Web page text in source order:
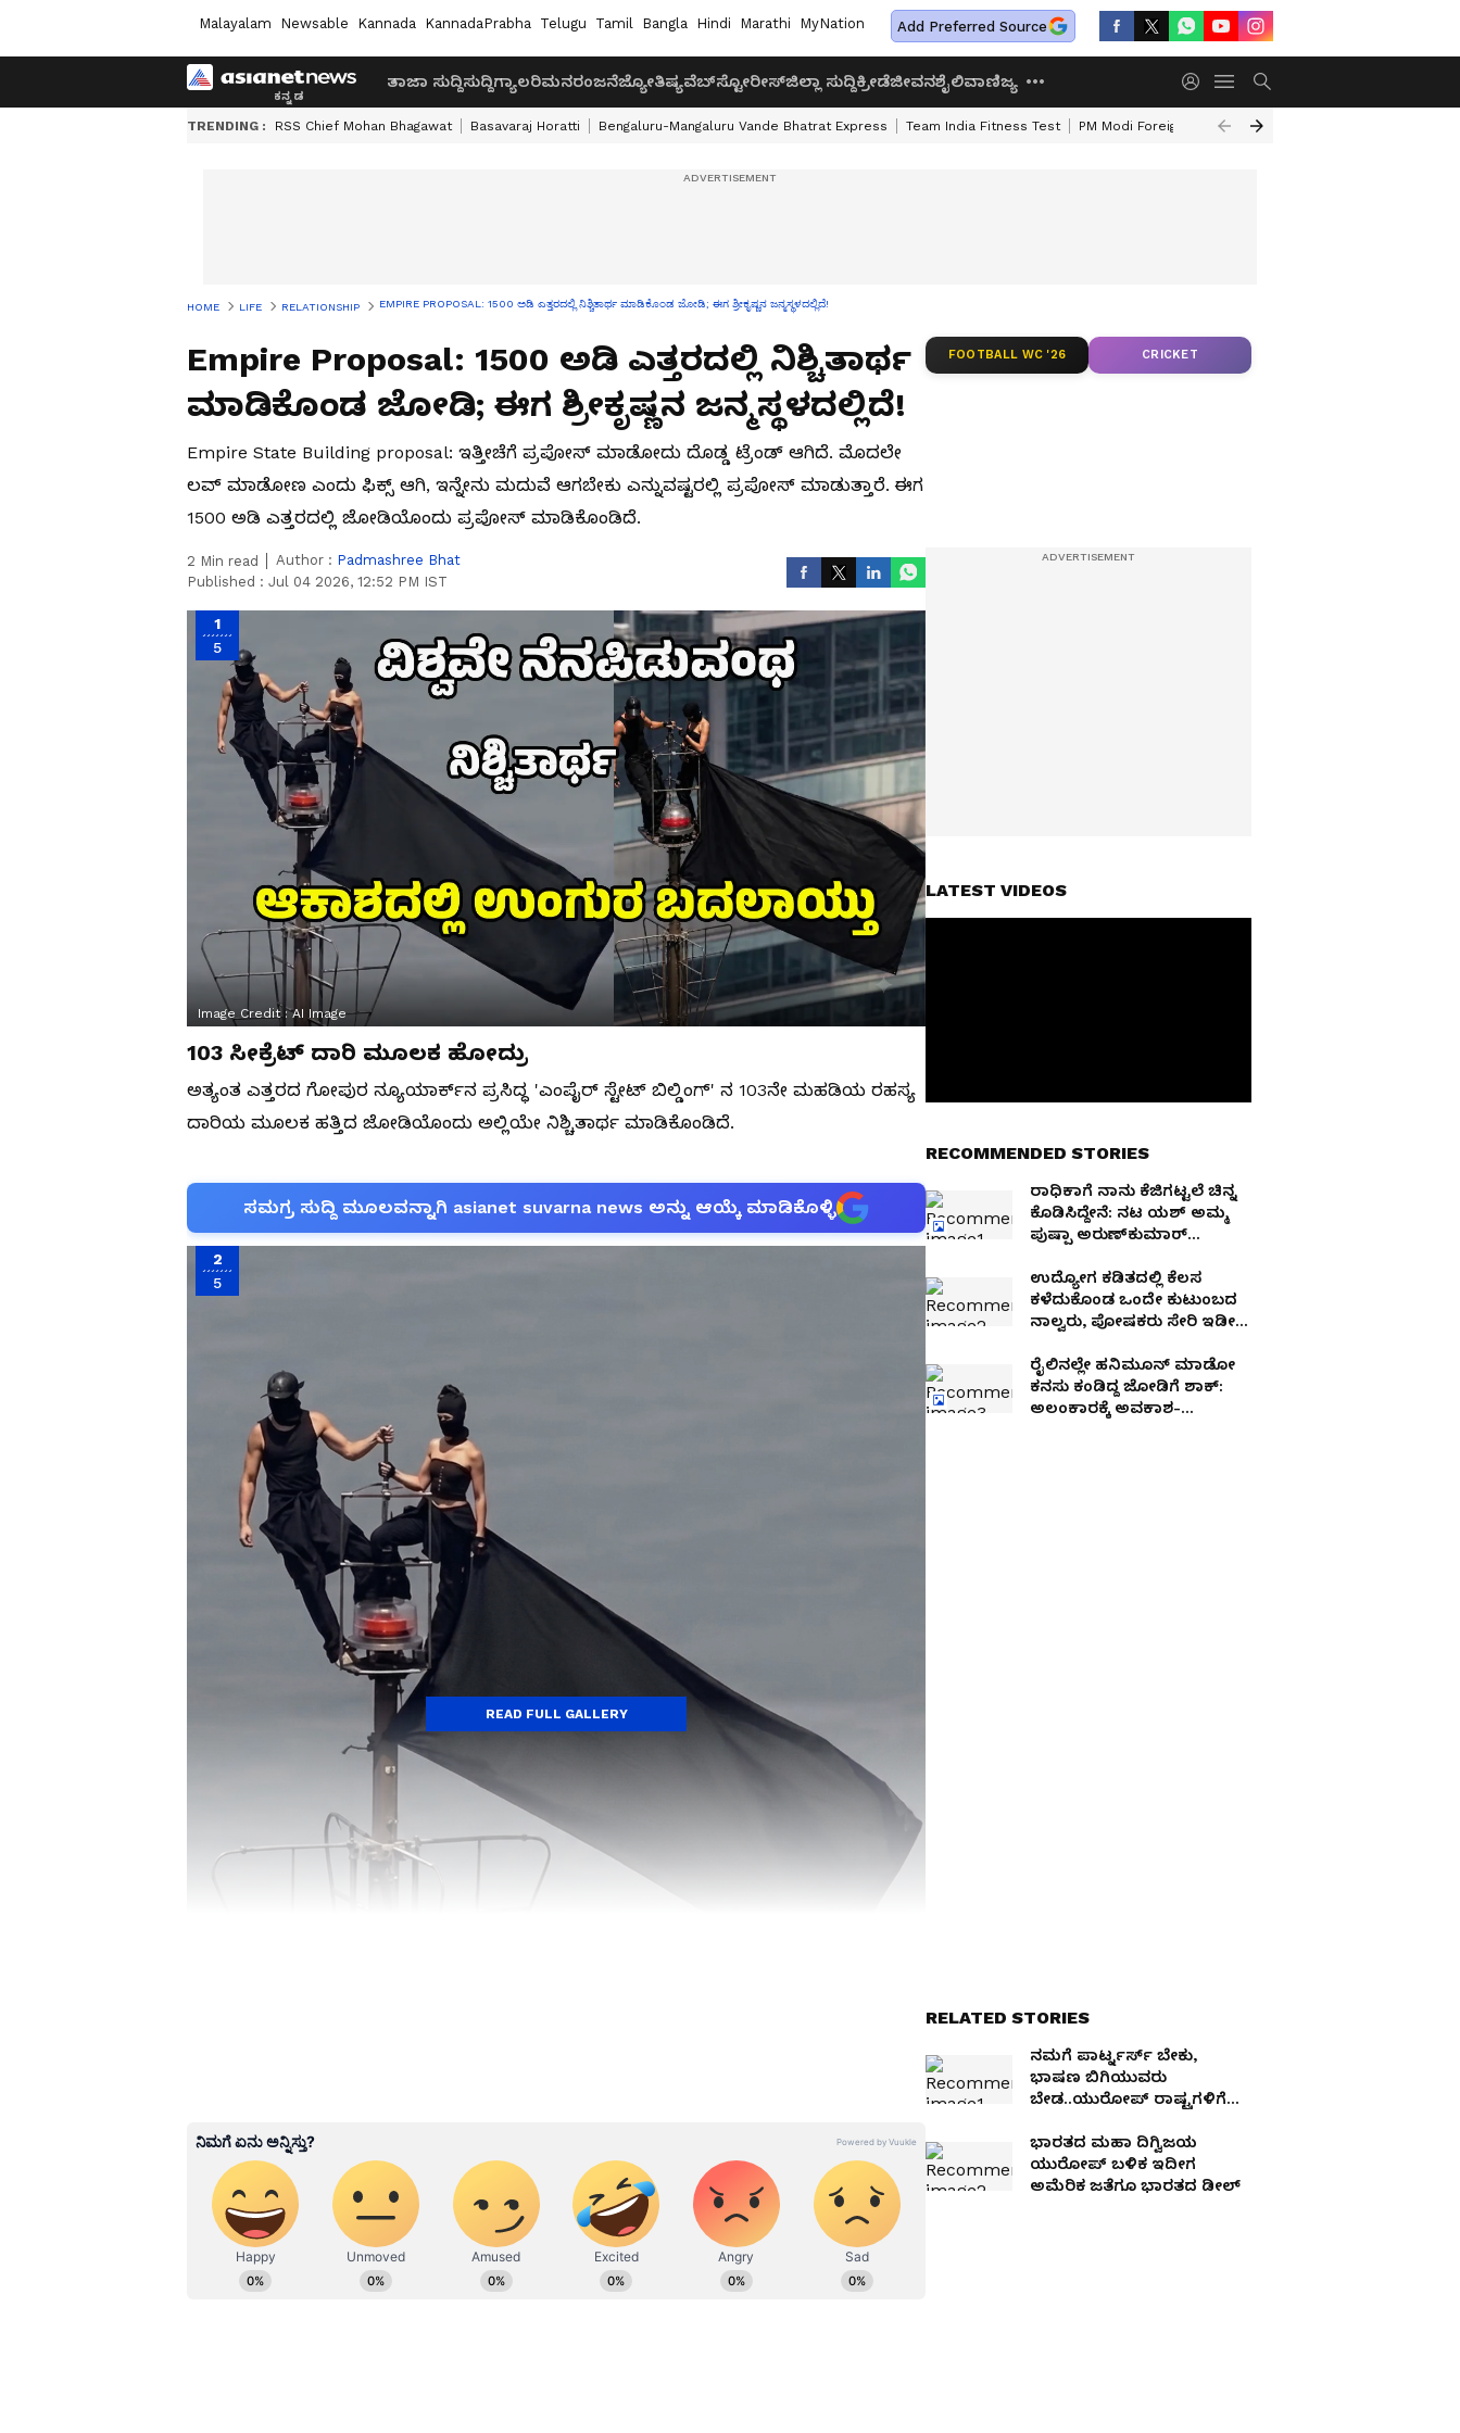
Malayalam Newsable Kannada KannadaPrabha Telugu Tamil Bangla Hindi Marathi MyNation Add Preferred Source
ತಾಜಾ ಸುದ್ದಿಸುದ್ದಿಗ್ಯಾಲರಿಮನರಂಜನೆಜ್ಯೋತಿಷ್ಯವೆಬ್‌ಸ್ಟೋರೀಸ್ಜಿಲ್ಲಾ ಸುದ್ದಿಕ್ರೀಡೆಜೀವನಶೈಲಿವಾಣಿಜ್ಯ
TRENDING : RSS Chief Mohan Bhagawat Basavaraj Horatti Bengaluru-Mangaluru Vande Bhatrat Express Team India Fitness Test PM Modi Foreign Travel Expenditure
HOME LIFE RELATIONSHIP EMPIRE PROPOSAL: 1500 ಅಡಿ ಎತ್ತರದಲ್ಲಿ ನಿಶ್ಚಿತಾರ್ಥ ಮಾಡಿಕೊಂಡ ಜೋಡಿ; ಈಗ ಶ್ರೀಕೃಷ್ಣನ ಜನ್ಮಸ್ಥಳದಲ್ಲಿದೆ!
Empire Proposal: 1500 ಅಡಿ ಎತ್ತರದಲ್ಲಿ ನಿಶ್ಚಿತಾರ್ಥ
ಮಾಡಿಕೊಂಡ ಜೋಡಿ; ಈಗ ಶ್ರೀಕೃಷ್ಣನ ಜನ್ಮಸ್ಥಳದಲ್ಲಿದೆ!
Empire State Building proposal: ಇತ್ತೀಚೆಗೆ ಪ್ರಪೋಸ್‌ ಮಾಡೋದು ದೊಡ್ಡ ಟ್ರೆಂಡ್‌ ಆಗಿದೆ. ಮೊದಲೇ
ಲವ್‌ ಮಾಡೋಣ ಎಂದು ಫಿಕ್ಸ್‌ ಆಗಿ, ಇನ್ನೇನು ಮದುವೆ ಆಗಬೇಕು ಎನ್ನುವಷ್ಟರಲ್ಲಿ ಪ್ರಪೋಸ್‌ ಮಾಡುತ್ತಾರೆ. ಈಗ
1500 ಅಡಿ ಎತ್ತರದಲ್ಲಿ ಜೋಡಿಯೊಂದು ಪ್ರಪೋಸ್‌ ಮಾಡಿಕೊಂಡಿದೆ.
2 Min read Author : Padmashree Bhat
Published : Jul 04 2026, 12:52 PM IST
1
5
Image Credit :AI Image
103 ಸೀಕ್ರೆಟ್‌ ದಾರಿ ಮೂಲಕ ಹೋದ್ರು
ಅತ್ಯಂತ ಎತ್ತರದ ಗೋಪುರ ನ್ಯೂಯಾರ್ಕ್‌ನ ಪ್ರಸಿದ್ಧ 'ಎಂಪೈರ್ ಸ್ಟೇಟ್ ಬಿಲ್ಡಿಂಗ್' ನ 103ನೇ ಮಹಡಿಯ ರಹಸ್ಯ
ದಾರಿಯ ಮೂಲಕ ಹತ್ತಿದ ಜೋಡಿಯೊಂದು ಅಲ್ಲಿಯೇ ನಿಶ್ಚಿತಾರ್ಥ ಮಾಡಿಕೊಂಡಿದೆ.
ಸಮಗ್ರ ಸುದ್ದಿ ಮೂಲವನ್ನಾಗಿ asianet suvarna news ಅನ್ನು ಆಯ್ಕೆ ಮಾಡಿಕೊಳ್ಳಿ
2
5
Image Credit : AI Image
ಬ್ಯಾನರ್‌ ಪ್ರದರ್ಶನ ಮಾಡಿದ್ರು
ಇವಾನ್ ಕುಜ್ನೆಟ್ಸೊವ್ (32), ಏಂಜೆಲಿನಾ ನಿಕೋಲಾವ್ (33) ಅವರು ಯಾವುದೇ ಸುರಕ್ಷತಾ ಹಗ್ಗಗಳನ್ನು ಕೂಡ
READ FULL GALLERY
FOOTBALL WC '26 CRICKET
LATEST VIDEOS
RECOMMENDED STORIES
ರಾಧಿಕಾಗೆ ನಾನು ಕೆಜಿಗಟ್ಟಲೆ ಚಿನ್ನ
ಕೊಡಿಸಿದ್ದೇನೆ: ನಟ ಯಶ್​ ಅಮ್ಮ
ಪುಷ್ಪಾ ಅರುಣ್​ಕುಮಾರ್​
ಉದ್ಯೋಗ ಕಡಿತದಲ್ಲಿ ಕೆಲಸ
ಕಳೆದುಕೊಂಡ ಒಂದೇ ಕುಟುಂಬದ
ನಾಲ್ವರು, ಪೋಷಕರು ಸೇರಿ ಇಡೀ
ರೈಲಿನಲ್ಲೇ ಹನಿಮೂನ್‌ ಮಾಡೋ
ಕನಸು ಕಂಡಿದ್ದ ಜೋಡಿಗೆ ಶಾಕ್​:
ಅಲಂಕಾರಕ್ಕೆ ಅವಕಾಶ-
RELATED STORIES
ನಮಗೆ ಪಾರ್ಟ್ನರ್ಸ್‌ ಬೇಕು,
ಭಾಷಣ ಬಿಗಿಯುವರು
ಬೇಡ..ಯುರೋಪ್‌ ರಾಷ್ಟ್ರಗಳಿಗೆ
ಭಾರತದ ಮಹಾ ದಿಗ್ವಿಜಯ
ಯುರೋಪ್‌ ಬಳಿಕ ಇದೀಗ
ಅಮೆರಿಕ ಜತೆಗೂ ಭಾರತದ ಡೀಲ್‌